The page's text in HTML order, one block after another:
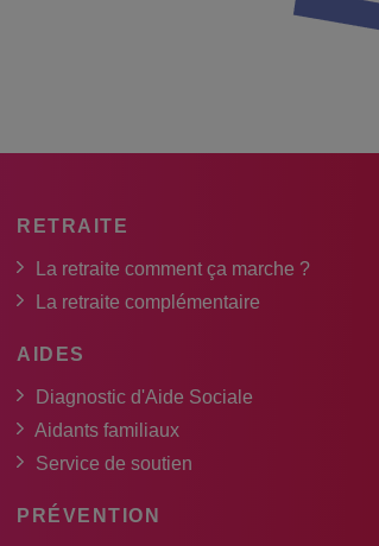
RETRAITE
La retraite comment ça marche ?
La retraite complémentaire
AIDES
Diagnostic d'Aide Sociale
Aidants familiaux
Service de soutien
PRÉVENTION